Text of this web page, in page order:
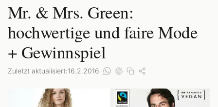
Mr. & Mrs. Green:
hochwertige und faire Mode
+ Gewinnspiel
Zuletzt aktualisiert:16.2.2016